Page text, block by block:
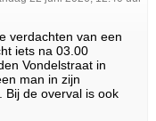
verdachten van een
iets na 03.00
Vondelstraat in
man in zijn
Bij de overval is ook